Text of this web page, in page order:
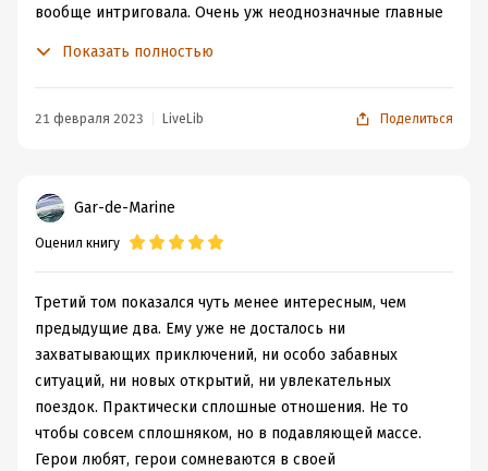
"как игнорировать мужика три тома, чтобы он
влюблённость". С другой стороны, даже хорошо, что
Общая интрига мне понравилась тем, что всё не
В общем, это было здорово и очень расслабляюще.
вообще интриговала. Очень уж неоднозначные главные
змеелюдов и не менее долгая дорога к счастью, потому
Показать полностью
21 февраля 2023 LiveLib Поделиться
Gar-de-Marine
Оценил книгу
Третий том показался чуть менее интересным, чем
предыдущие два. Ему уже не досталось ни
захватывающих приключений, ни особо забавных
ситуаций, ни новых открытий, ни увлекательных
поездок. Практически сплошные отношения. Не то
чтобы совсем сплошняком, но в подавляющей массе.
Герои любят, герои сомневаются в своей